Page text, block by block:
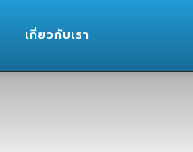
เกี่ยวกับเรา